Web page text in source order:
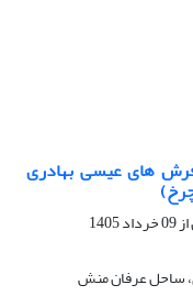
فرش های عیسی بهادری
09 خرداد 1405
ساحل عرفان منش